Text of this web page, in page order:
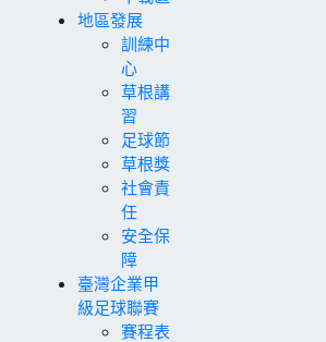
地區發展
訓練中
心
草根講
習
足球節
草根獎
社會責
任
安全保
障
臺灣企業甲
級足球聯賽
賽程表